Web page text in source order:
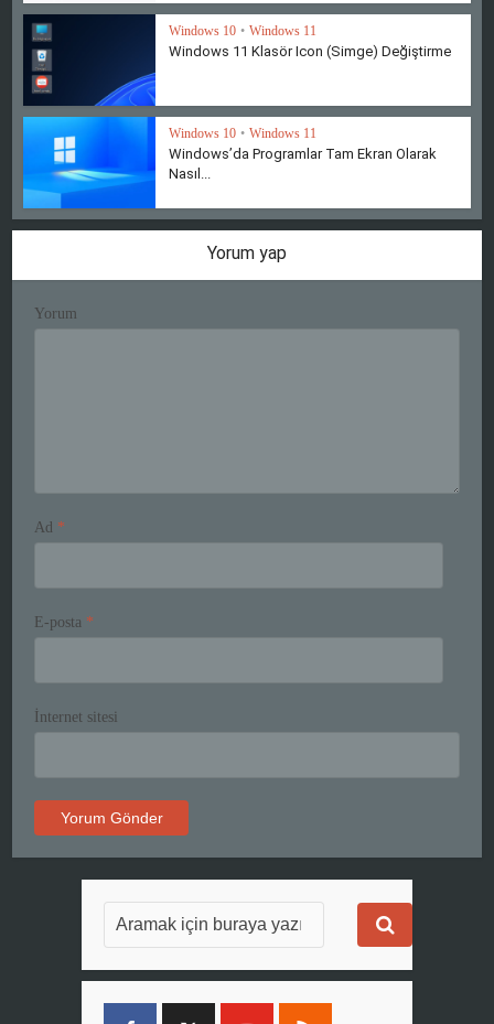
Windows 10 • Windows 11
Windows 11 Klasör Icon (Simge) Değiştirme
Windows 10 • Windows 11
Windows’da Programlar Tam Ekran Olarak
Nasıl...
Yorum yap
Yorum
Ad *
E-posta *
İnternet sitesi